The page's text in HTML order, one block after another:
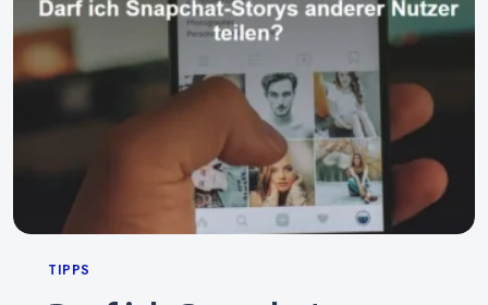
Categories
TIPPS